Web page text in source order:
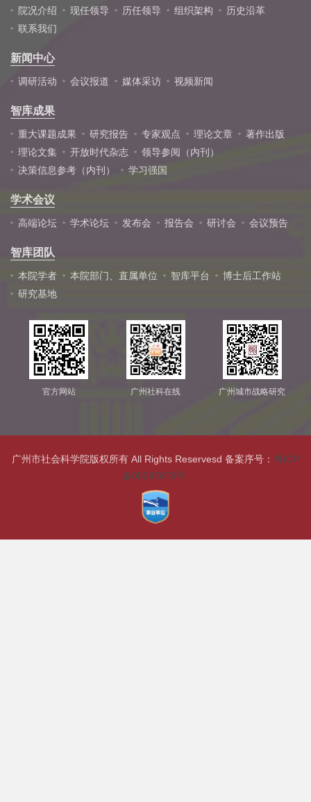
院况介绍 现任领导 历任领导 组织架构
历史沿革
联系我们
新闻中心
调研活动 会议报道 媒体采访 视频新闻
智库成果
重大课题成果 研究报告 专家观点 理论文章
著作出版
理论文集
开放时代杂志
领导参阅（内刊）
决策信息参考（内刊）
学习强国
学术会议
高端论坛 学术论坛 发布会 报告会 研讨会 会议预告
智库团队
本院学者 本院部门、直属单位 智库平台
博士后工作站
研究基地
官方网站 广州社科在线 广州城市战略研究
广州市社会科学院版权所有 All Rights Reservesd 备案序号： 粤ICP
备05087679号